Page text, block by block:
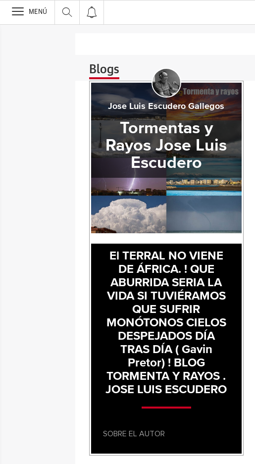
>
MENÚ
Blogs
Jose Luis Escudero Gallegos
Tormentas y
Rayos Jose Luis
Escudero
El TERRAL NO VIENE
DE ÁFRICA. ! QUE
ABURRIDA SERIA LA
VIDA SI TUVIÉRAMOS
QUE SUFRIR
MONÓTONOS CIELOS
DESPEJADOS DÍA
TRAS DÍA ( Gavin
Pretor) ! BLOG
TORMENTA Y RAYOS .
JOSE LUIS ESCUDERO
SOBRE EL AUTOR